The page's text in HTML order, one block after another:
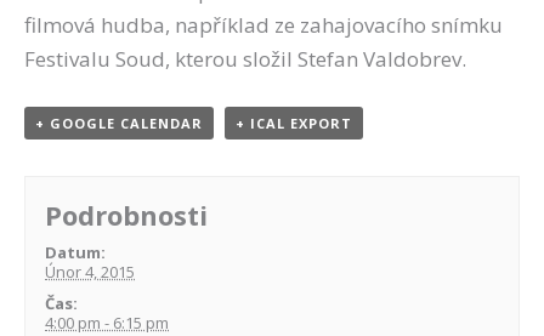
filmová hudba, například ze zahajovacího snímku
Festivalu Soud, kterou složil Stefan Valdobrev.
+ GOOGLE CALENDAR + ICAL EXPORT
Podrobnosti
Datum:
Únor 4, 2015
Čas:
4:00 pm - 6:15 pm